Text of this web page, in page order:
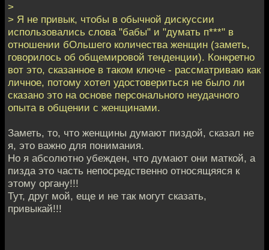
>
> Я не привык, чтобы в обычной дискуссии
использовались слова "бабы" и "думать п***" в
отношении бОльшего количества женщин (заметь,
говорилось об общемировой тенденции). Конкретно
вот это, сказанное в таком ключе - рассматриваю как
личное, потому хотел удостовериться не было ли
сказано это на основе персонального неудачного
опыта в общении с женщинами.
Заметь, то, что женщины думают пиздой, сказал не
я, это важно для понимания.
Но я абсолютно убежден, что думают они маткой, а
пизда это часть непосредственно относящяяся к
этому органу!!!
Тут, друг мой, еще и не так могут сказать,
привыкай!!!